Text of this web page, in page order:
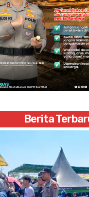
Berita